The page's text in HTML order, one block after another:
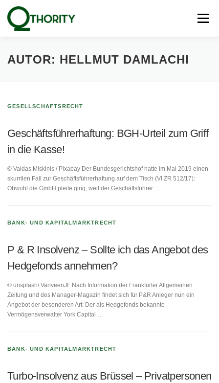
Inhalt
springen
Menü
PRODUKTE UNSERE EXPERTEN BLOG
AUTOR: HELLMUT DAMLACHI
GESELLSCHAFTSRECHT
Geschäftsführerhaftung: BGH-Urteil zum Griff
in die Kasse!
© Valdas Miskinis / Pixabay Der Bundesgerichtshof hatte im Mai 2019 einen
skurrilen Fall zur Geschäftsführerhaftung auf dem Tisch (VI ZR 512/17):
Obwohl die GmbH pleite ging, weil der Geschäftsführer …
BANK- UND KAPITALMARKTRECHT
P & R Insolvenz – Sollte ich das Angebot des
Hedgefonds annehmen?
© unsplash/ VanveenJF Nach Information der Frankfurter Allgemeinen
Zeitung und des Manager-Magazin findet sich für P&R Anleger nun ein
Angebot der besonderen Art: Der als Hedgefonds bekannte
Vermögensverwalter York Capital …
BANK- UND KAPITALMARKTRECHT
Turbo-Insolvenz aus Brüssel – Privatpersonen